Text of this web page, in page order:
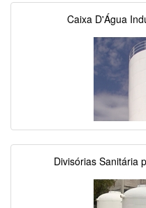
Caixa D'Água
Divisórias Sanitária